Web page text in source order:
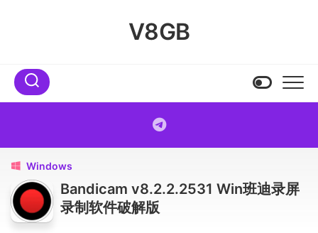
V8GB
 Windows
Bandicam v8.2.2.2531 Win班迪录屏
录制软件破解版